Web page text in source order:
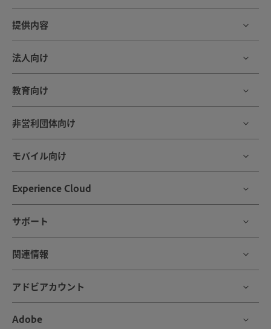
提供内容
法人向け
教育向け
非営利団体向け
モバイル向け
Experience Cloud
サポート
関連情報
アドビアカウント
Adobe